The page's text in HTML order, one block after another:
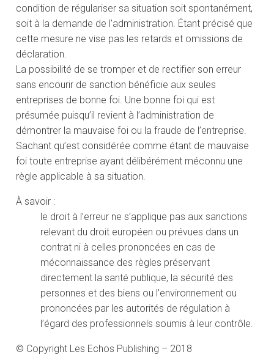
condition de régulariser sa situation soit spontanément,
soit à la demande de l’administration. Étant précisé que
cette mesure ne vise pas les retards et omissions de
déclaration.
La possibilité de se tromper et de rectifier son erreur
sans encourir de sanction bénéficie aux seules
entreprises de bonne foi. Une bonne foi qui est
présumée puisqu’il revient à l’administration de
démontrer la mauvaise foi ou la fraude de l’entreprise.
Sachant qu’est considérée comme étant de mauvaise
foi toute entreprise ayant délibérément méconnu une
règle applicable à sa situation.
À savoir :
le droit à l’erreur ne s’applique pas aux sanctions
relevant du droit européen ou prévues dans un
contrat ni à celles prononcées en cas de
méconnaissance des règles préservant
directement la santé publique, la sécurité des
personnes et des biens ou l’environnement ou
prononcées par les autorités de régulation à
l’égard des professionnels soumis à leur contrôle.
© Copyright Les Echos Publishing – 2018